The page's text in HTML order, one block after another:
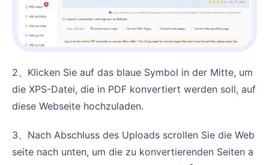
2、Klicken Sie auf das blaue Symbol in der Mitte, um
die XPS-Datei, die in PDF konvertiert werden soll, auf
diese Webseite hochzuladen.
3、Nach Abschluss des Uploads scrollen Sie die Web
seite nach unten, um die zu konvertierenden Seiten a